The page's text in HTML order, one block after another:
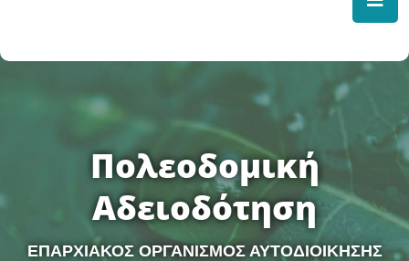
Πολεοδομική
Αδειοδότηση
ΕΠΑΡΧΙΑΚΟΣ ΟΡΓΑΝΙΣΜΟΣ ΑΥΤΟΔΙΟΙΚΗΣΗΣ